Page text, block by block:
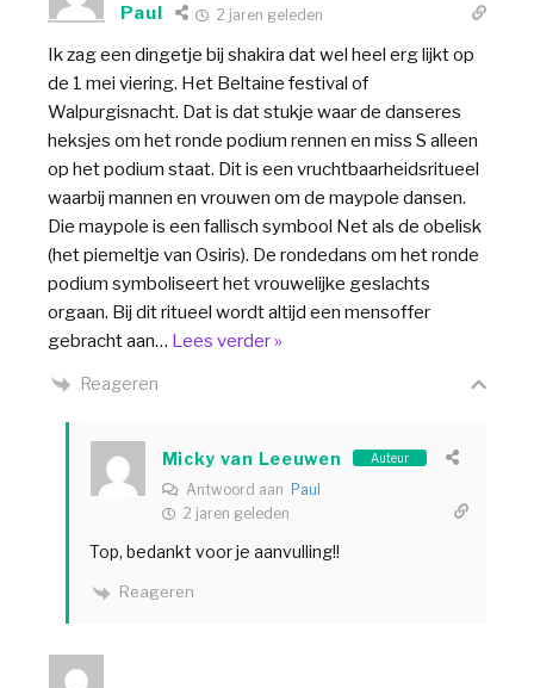
Paul 2 jaren geleden
Ik zag een dingetje bij shakira dat wel heel erg lijkt op
de 1 mei viering. Het Beltaine festival of
Walpurgisnacht. Dat is dat stukje waar de danseres
heksjes om het ronde podium rennen en miss S alleen
op het podium staat. Dit is een vruchtbaarheidsritueel
waarbij mannen en vrouwen om de maypole dansen.
Die maypole is een fallisch symbool Net als de obelisk
(het piemeltje van Osiris). De rondedans om het ronde
podium symboliseert het vrouwelijke geslachts
orgaan. Bij dit ritueel wordt altijd een mensoffer
gebracht aan… Lees verder »
Reageren
Micky van Leeuwen Auteur
Antwoord aan Paul
2 jaren geleden
Top, bedankt voor je aanvulling!!
Reageren